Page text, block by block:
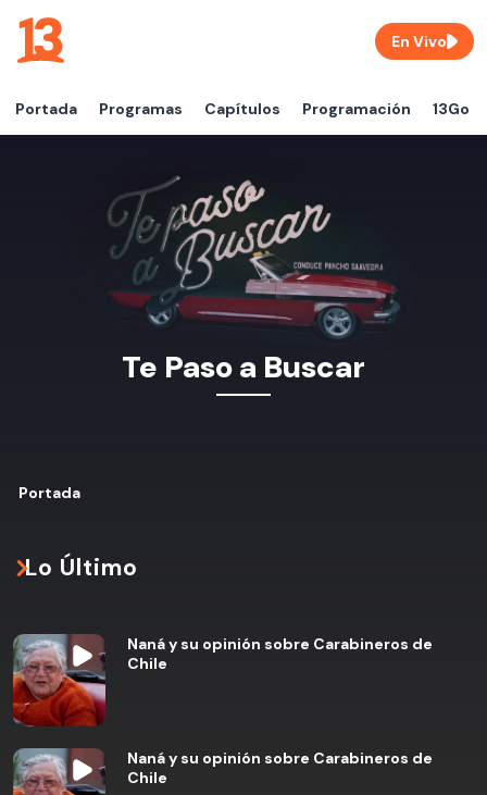
Portada Programas Capítulos Programación 13Go
En Vivo
Te Paso a Buscar
Portada
Lo Último
Naná y su opinión sobre Carabineros de
Chile
Naná y su opinión sobre Carabineros de
Chile